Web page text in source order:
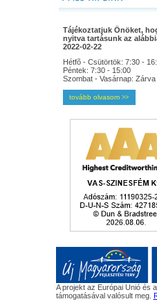
Tájékoztatjuk Önöket,
nyitva tartásunk az
2022-02-22
Hétfõ - Csütörtök: 7:30 -
Péntek: 7:30 - 15:00
Szombat - Vasárnap: Zárva
tovább olvasom >>
A projekt az Európai Unió és
támogatásával valósult meg.